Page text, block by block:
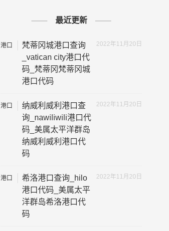
最近更新
港口
2022年11月20日
梵蒂冈城港口查询
_vatican city港口代
码_梵蒂冈梵蒂冈城
港口代码
港口
2022年11月20日
纳威利威利港口查
询_nawiliwili港口代
码_美属太平洋群岛
纳威利威利港口代
码
港口
2022年11月20日
希洛港口查询_hilo
港口代码_美属太平
洋群岛希洛港口代
码